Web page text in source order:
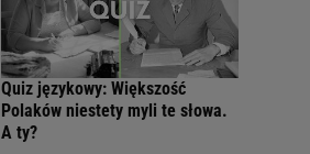
Quiz językowy: Większość
Polaków niestety myli te słowa.
A ty?